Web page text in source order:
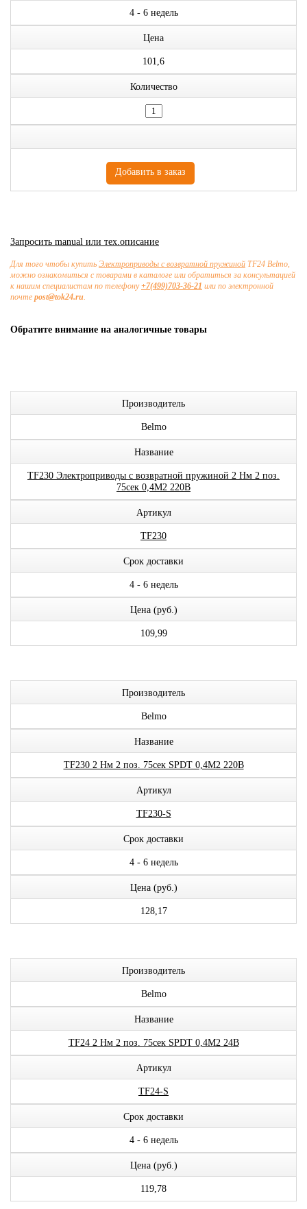
4 - 6 недель
Цена
101,6
Количество
Запросить manual или тех.описание
Для того чтобы купить Электроприводы с возвратной пружиной ТF24 Belmo,
можно ознакомиться с товарами в каталоге или обратиться за консультацией
к нашим специалистам по телефону+7(499)703-36-21 или по электронной
почте post@tok24.ru.
Обратите внимание на аналогичные товары
Производитель
Belmo
Название
ТF230 Электроприводы с возвратной пружиной 2 Нм 2 поз.
75сек 0,4М2 220В
Артикул
TF230
Срок доставки
4 - 6 недель
Цена (руб.)
109,99
Производитель
Belmo
Название
ТF230 2 Нм 2 поз. 75сек SPDT 0,4М2 220В
Артикул
TF230-S
Срок доставки
4 - 6 недель
Цена (руб.)
128,17
Производитель
Belmo
Название
ТF24 2 Нм 2 поз. 75сек SPDT 0,4М2 24В
Артикул
TF24-S
Срок доставки
4 - 6 недель
Цена (руб.)
119,78